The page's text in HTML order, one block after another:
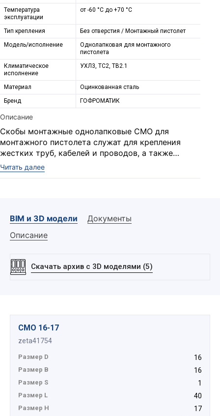
Температура
эксплуатации
от -60 °С до +70 °С
Тип крепления
Без отверстия / Монтажный пистолет
Модель/исполнение
Однолапковая для монтажного
пистолета
Климатическое
исполнение
УХЛ3, ТС2, ТВ2.1
Материал
Оцинкованная сталь
Бренд
ГОФРОМАТИК
Описание
Скобы монтажные однолапковые СМО для
монтажного пистолета служат для крепления
жестких труб, кабелей и проводов, а также
шланга электромонтажного ШЭМ и
металлорукавов других видов к строительным
Применение
металлорукава других видов к строительным
конструкциям методом пристрелки с помощью
монтажного пистолета.
Электротехнические жесткие трубы.
Водопроводные трубы.
Позволяет существенно сократить время
пневматическими, газовыми или пороховыми
монтажными пистолетами к бетону, кирпичу и
металлу.
Читать далее
BIM и 3D модели
Документы
Описание
Скачать архив с 3D моделями (5)
СМО 16-17
zeta41754
Размер D 16
Размер B 16
Размер S 1
Размер L 40
Размер H 17